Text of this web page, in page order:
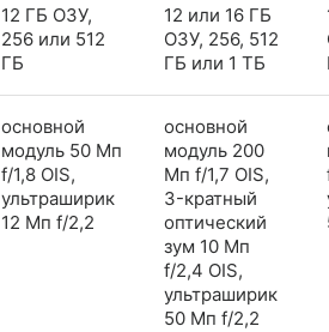
12 ГБ ОЗУ,
256 или 512
ГБ
12 или 16 ГБ
ОЗУ, 256, 512
ГБ или 1 ТБ
основной
модуль 50 Мп
f/1,8 OIS,
ультраширик
12 Мп f/2,2
основной
модуль 200
Мп f/1,7 OIS,
3-кратный
оптический
зум 10 Мп
f/2,4 OIS,
ультраширик
50 Мп f/2,2